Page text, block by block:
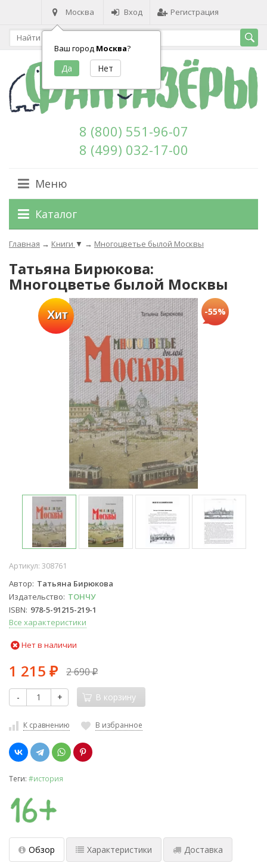
Москва
Ваш город Москва?
Вход Регистрация
8 (800) 551-96-07
8 (499) 032-17-00
Меню
Каталог
Главная → Книги ▼ → Многоцветье былой Москвы
Татьяна Бирюкова:
Многоцветье былой Москвы
Хит -55%
Артикул: 308761
Автор Татьяна Бирюкова
Издательство ТОНЧУ
ISBN 978-5-91215-219-1
Все характеристики
Нет в наличии
1 215 ₽ 2 690₽
- + В корзину
К сравнению В избранное
Теги: #история
Обзор Характеристики Доставка